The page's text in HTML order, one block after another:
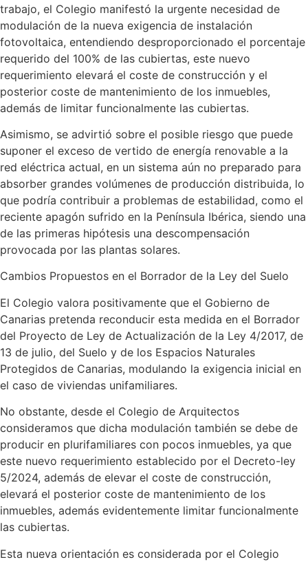
trabajo, el Colegio manifestó la urgente necesidad de
modulación de la nueva exigencia de instalación
fotovoltaica, entendiendo desproporcionado el porcentaje
requerido del 100% de las cubiertas, este nuevo
requerimiento elevará el coste de construcción y el
posterior coste de mantenimiento de los inmuebles,
además de limitar funcionalmente las cubiertas.
Asimismo, se advirtió sobre el posible riesgo que puede
suponer el exceso de vertido de energía renovable a la
red eléctrica actual, en un sistema aún no preparado para
absorber grandes volúmenes de producción distribuida, lo
que podría contribuir a problemas de estabilidad, como el
reciente apagón sufrido en la Península Ibérica, siendo una
de las primeras hipótesis una descompensación
provocada por las plantas solares.
Cambios Propuestos en el Borrador de la Ley del Suelo
El Colegio valora positivamente que el Gobierno de
Canarias pretenda reconducir esta medida en el Borrador
del Proyecto de Ley de Actualización de la Ley 4/2017, de
13 de julio, del Suelo y de los Espacios Naturales
Protegidos de Canarias, modulando la exigencia inicial en
el caso de viviendas unifamiliares.
No obstante, desde el Colegio de Arquitectos
consideramos que dicha modulación también se debe de
producir en plurifamiliares con pocos inmuebles, ya que
este nuevo requerimiento establecido por el Decreto-ley
5/2024, además de elevar el coste de construcción,
elevará el posterior coste de mantenimiento de los
inmuebles, además evidentemente limitar funcionalmente
las cubiertas.
Esta nueva orientación es considerada por el Colegio